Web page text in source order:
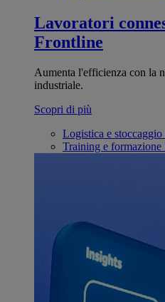
Lavoratori
Frontline
Aumenta l'efficienza con la
industriale.
Scopri di più
Logistica e stoccaggio
Training e formazione